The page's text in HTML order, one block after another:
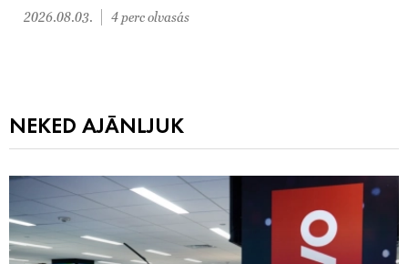
2026.08.03. 4 perc olvasás
NEKED AJÁNLJUK